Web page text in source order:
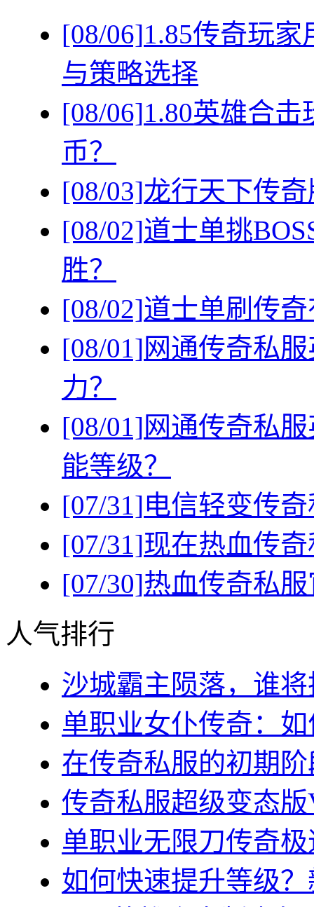
[08/06]1.85传奇玩
与策略选择
[08/06]1.80英雄合
币？
[08/03]龙行天下传
[08/02]道士单挑
胜？
[08/02]道士单刷传
[08/01]网通传奇私
力？
[08/01]网通传奇私
能等级？
[07/31]电信轻变传
[07/31]现在热血传
[07/30]热血传奇私
人气排行
沙城霸主陨落，谁
单职业女仆传奇：
在传奇私服的初期
传奇私服超级变态
单职业无限刀传奇
如何快速提升等级